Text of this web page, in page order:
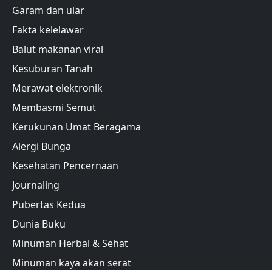
Garam dan ular
Fakta kelelawar
Balut makanan viral
Kesuburan Tanah
Merawat elektronik
Membasmi Semut
Kerukunan Umat Beragama
Alergi Bunga
Kesehatan Pencernaan
Journaling
Pubertas Kedua
Dunia Buku
Minuman Herbal & Sehat
Minuman kaya akan serat